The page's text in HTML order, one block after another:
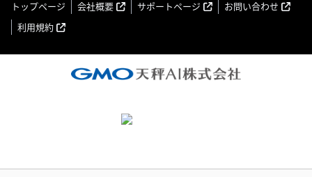
トップページ 会社概要 サポートページ
お問い合わせ
利用規約